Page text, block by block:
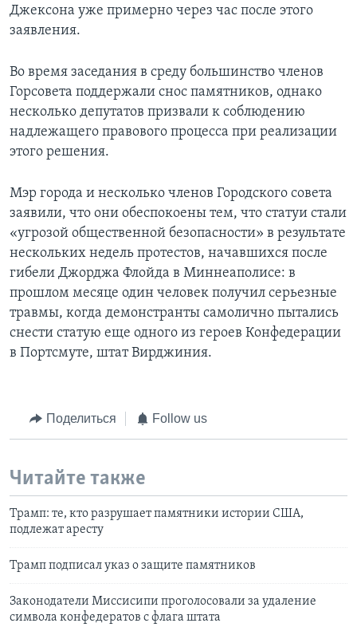
Джексона уже примерно через час после этого
заявления.
Во время заседания в среду большинство членов
Горсовета поддержали снос памятников, однако
несколько депутатов призвали к соблюдению
надлежащего правового процесса при реализации
этого решения.
Мэр города и несколько членов Городского совета
заявили, что они обеспокоены тем, что статуи стали
«угрозой общественной безопасности» в результате
нескольких недель протестов, начавшихся после
гибели Джорджа Флойда в Миннеаполисе: в
прошлом месяце один человек получил серьезные
травмы, когда демонстранты самолично пытались
снести статую еще одного из героев Конфедерации
в Портсмуте, штат Вирджиния.
Поделиться Follow us
Читайте также
Трамп: те, кто разрушает памятники истории США,
подлежат аресту
Трамп подписал указ о защите памятников
Законодатели Миссисипи проголосовали за удаление
символа конфедератов с флага штата